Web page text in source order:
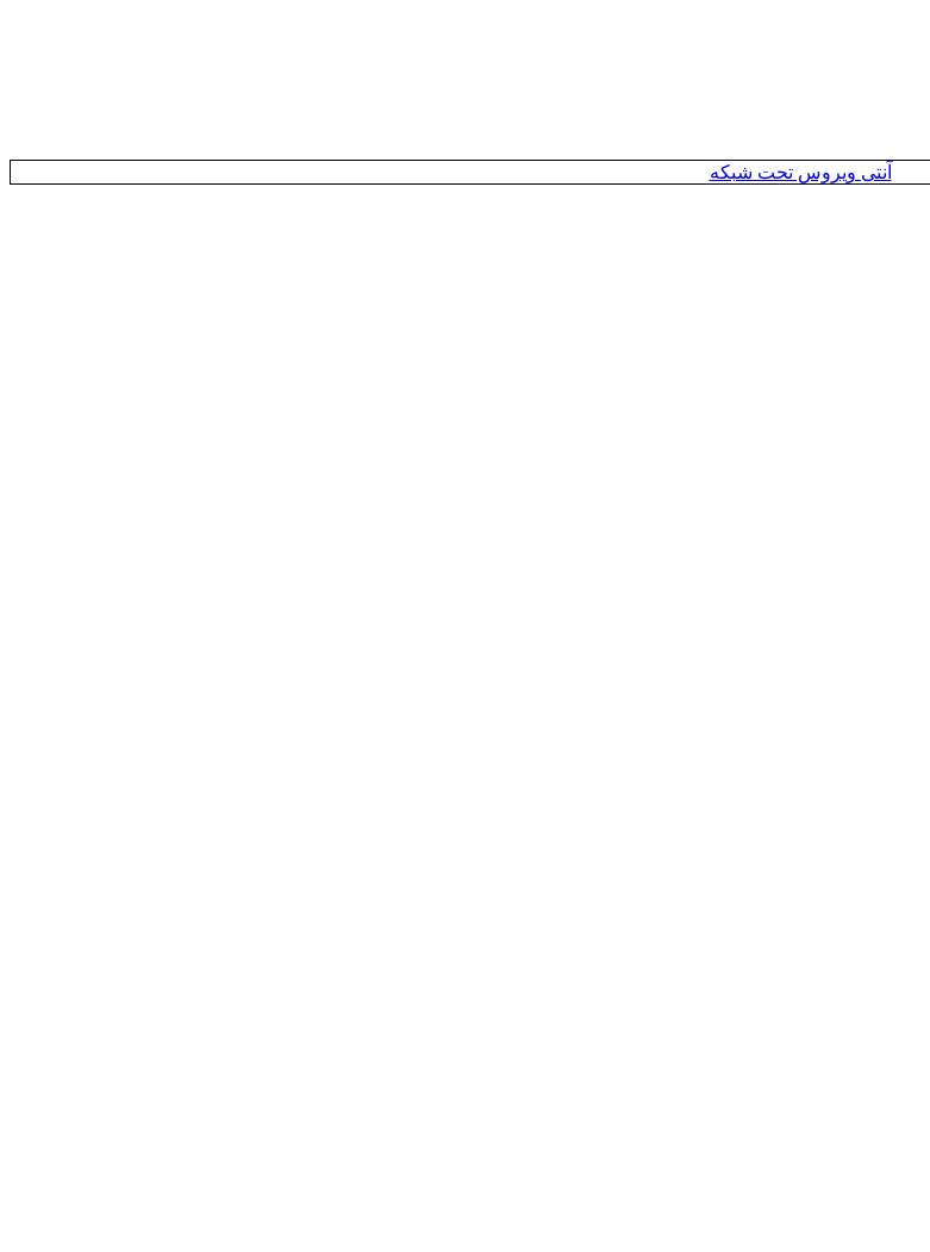
آنتی ویروس تحت شبکه